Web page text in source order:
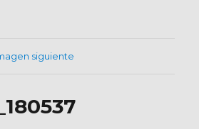
siguiente